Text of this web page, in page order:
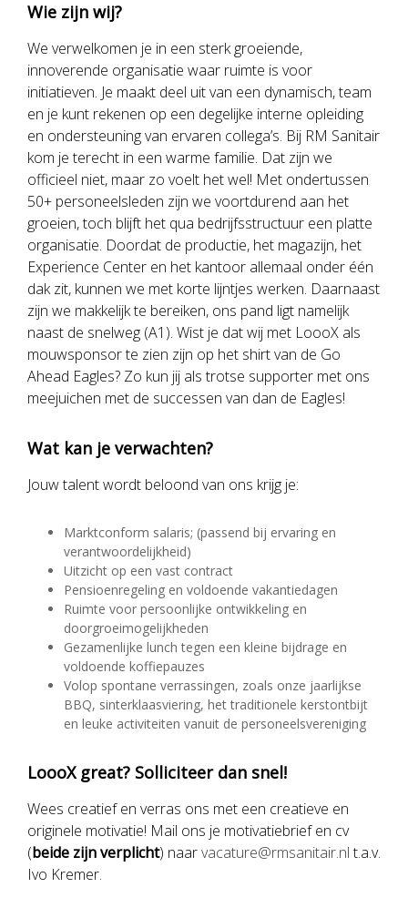
Wie zijn wij?
We verwelkomen je in een sterk groeiende,
innoverende organisatie waar ruimte is voor
initiatieven. Je maakt deel uit van een dynamisch, team
en je kunt rekenen op een degelijke interne opleiding
en ondersteuning van ervaren collega’s. Bij RM Sanitair
kom je terecht in een warme familie. Dat zijn we
officieel niet, maar zo voelt het wel! Met ondertussen
50+ personeelsleden zijn we voortdurend aan het
groeien, toch blijft het qua bedrijfsstructuur een platte
organisatie. Doordat de productie, het magazijn, het
Experience Center en het kantoor allemaal onder één
dak zit, kunnen we met korte lijntjes werken. Daarnaast
zijn we makkelijk te bereiken, ons pand ligt namelijk
naast de snelweg (A1). Wist je dat wij met LoooX als
mouwsponsor te zien zijn op het shirt van de Go
Ahead Eagles? Zo kun jij als trotse supporter met ons
meejuichen met de successen van dan de Eagles!
Wat kan je verwachten?
Jouw talent wordt beloond van ons krijg je:
Marktconform salaris; (passend bij ervaring en
verantwoordelijkheid)
Uitzicht op een vast contract
Pensioenregeling en voldoende vakantiedagen
Ruimte voor persoonlijke ontwikkeling en
doorgroeimogelijkheden
Gezamenlijke lunch tegen een kleine bijdrage en
voldoende koffiepauzes
Volop spontane verrassingen, zoals onze jaarlijkse
BBQ, sinterklaasviering, het traditionele kerstontbijt
en leuke activiteiten vanuit de personeelsvereniging
LoooX great? Solliciteer dan snel!
Wees creatief en verras ons met een creatieve en
originele motivatie! Mail ons je motivatiebrief en cv
(beide zijn verplicht) naarvacature@rmsanitair.nlt.a.v.
Ivo Kremer.